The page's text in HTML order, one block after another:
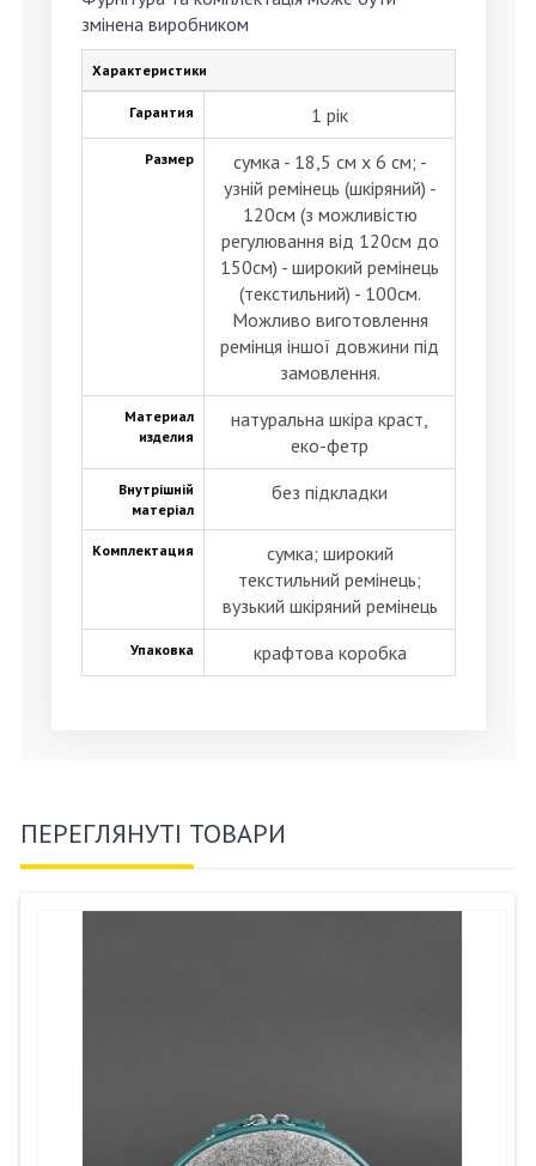
змінена виробником
Характеристики
Гарантия 1 рік
Размер
сумка - 18,5 см х 6 см; -
узній ремінець (шкіряний) -
120см (з можливістю
регулювання від 120см до
150см) - широкий ремінець
(текстильний) - 100см.
Можливо виготовлення
ремінця іншої довжини під
замовлення.
Материал
изделия
натуральна шкіра краст,
еко-фетр
Внутрішній
матеріал
без підкладки
Комплектация
сумка; широкий
текстильний ремінець;
вузький шкіряний ремінець
Упаковка крафтова коробка
ПЕРЕГЛЯНУТІ ТОВАРИ